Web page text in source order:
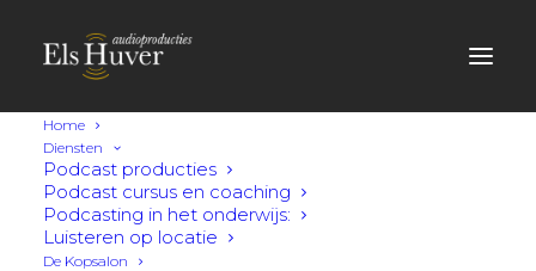
Home
Diensten
Podcast producties
Podcast cursus en coaching
Podcasting in het onderwijs:
Luisteren op locatie
De Kopsalon